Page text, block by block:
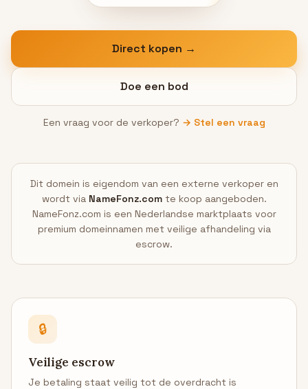
Direct kopen →
Doe een bod
Een vraag voor de verkoper? → Stel een vraag
Dit domein is eigendom van een externe verkoper en
wordt via NameFonz.comte koop aangeboden.
NameFonz.com is een Nederlandse marktplaats voor
premium domeinnamen met veilige afhandeling via
escrow.
🔒
Veilige escrow
Je betaling staat veilig tot de overdracht is